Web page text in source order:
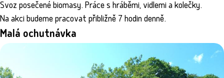
Svoz posečené biomasy. Práce s hráběmi, vidlemi a kolečky.
Na akci budeme pracovat přibližně 7 hodin denně.
Malá ochutnávka